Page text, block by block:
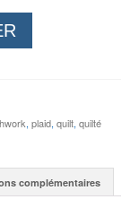
, plaid, quilt, quilté
complémentaires